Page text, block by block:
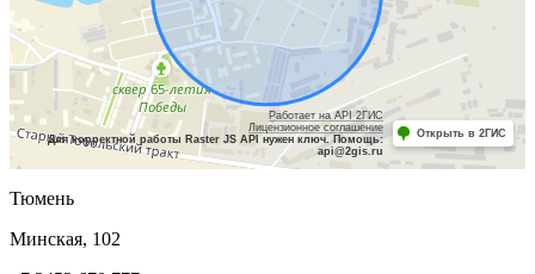
Работает на API 2ГИС
Лицензионное соглашение
Для корректной работы Raster JS API нужен ключ. Помощь:
api@2gis.ru
Открыть в 2ГИС
Тюмень
Минская, 102